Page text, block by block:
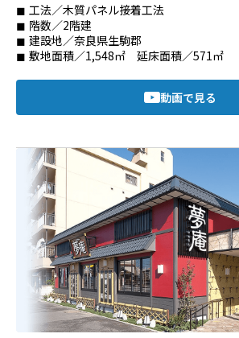
工法／木質パネル接着工法
階数／2階建
建設地／奈良県生駒郡
敷地面積／1,548㎡ 延床面積／571㎡
動画で見る